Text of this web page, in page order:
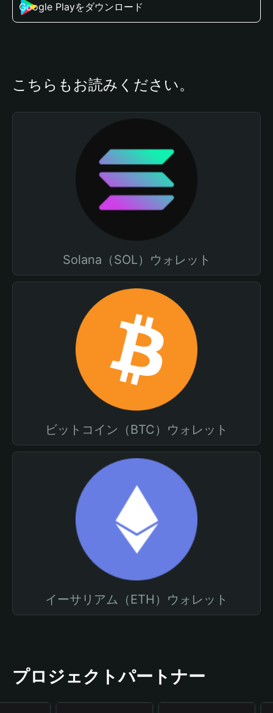
Google Playをダウンロード
こちらもお読みください。
Solana（SOL）ウォレット
ビットコイン（BTC）ウォレット
イーサリアム（ETH）ウォレット
プロジェクトパートナー